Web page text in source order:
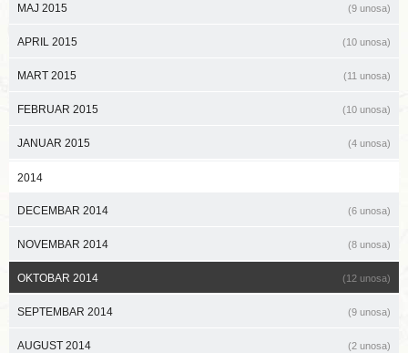
MAJ 2015 (9 unosa)
APRIL 2015 (10 unosa)
MART 2015 (11 unosa)
FEBRUAR 2015 (10 unosa)
JANUAR 2015 (4 unosa)
2014
DECEMBAR 2014 (6 unosa)
NOVEMBAR 2014 (8 unosa)
OKTOBAR 2014 (12 unosa)
SEPTEMBAR 2014 (9 unosa)
AUGUST 2014 (2 unosa)